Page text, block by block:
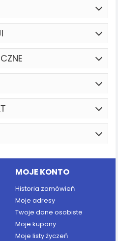
MOJE KONTO
Historia zamówień
Moje adresy
Twoje dane osobiste
Moje kupony
Moje listy życzeń